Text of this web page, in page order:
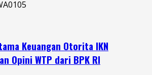
Keuangan Otorita IKN
Opini WTP dari BPK RI